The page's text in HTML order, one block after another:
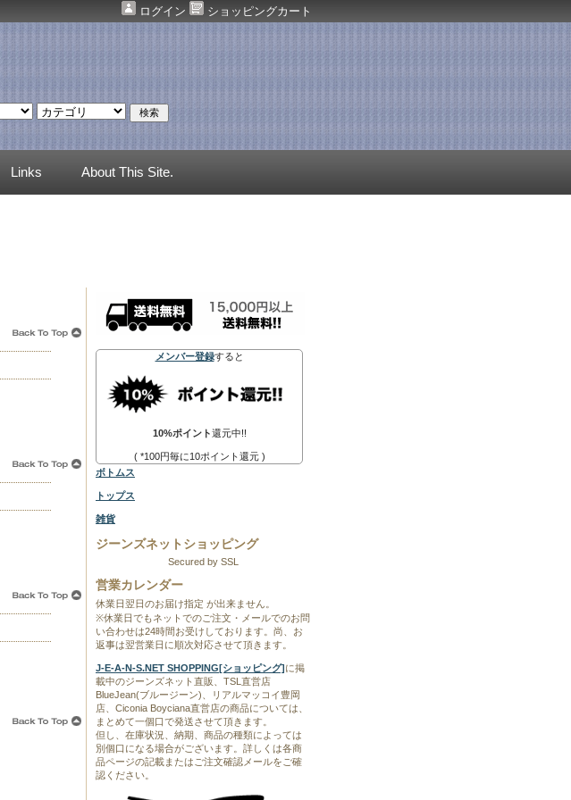
ログイン ショッピングカート
Links About This Site.
メンバー登録すると
10%ポイント還元中!!
( *100円毎に10ポイント還元 )
ボトムス
トップス
雑貨
ジーンズネットショッピング
Secured by SSL
営業カレンダー
休業日翌日のお届け指定 が出来ません。
※休業日でもネットでのご注文・メールでのお問
い合わせは24時間お受けしております。尚、お
返事は翌営業日に順次対応させて頂きます。
J-E-A-N-S.NET SHOPPING[ショッピング]に掲
載中のジーンズネット直販、TSL直営店
BlueJean(ブルージーン)、リアルマッコイ豊岡
店、Ciconia Boyciana直営店の商品については、
まとめて一個口で発送させて頂きます。
但し、在庫状況、納期、商品の種類によっては
別個口になる場合がございます。詳しくは各商
品ページの記載またはご注文確認メールをご確
認ください。